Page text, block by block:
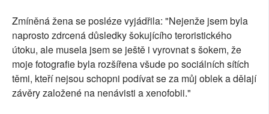
Zmíněná žena se posléze vyjádřila: "Nejenže jsem byla
naprosto zdrcená důsledky šokujícího teroristického
útoku, ale musela jsem se ještě i vyrovnat s šokem, že
moje fotografie byla rozšířena všude po sociálních sítích
těmi, kteří nejsou schopni podívat se za můj oblek a dělají
závěry založené na nenávisti a xenofobii."